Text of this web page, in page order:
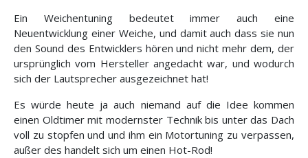
Ein Weichentuning bedeutet immer auch eine
Neuentwicklung einer Weiche, und damit auch dass sie nun
den Sound des Entwicklers hören und nicht mehr dem, der
ursprünglich vom Hersteller angedacht war, und wodurch
sich der Lautsprecher ausgezeichnet hat!
Es würde heute ja auch niemand auf die Idee kommen
einen Oldtimer mit modernster Technik bis unter das Dach
voll zu stopfen und und ihm ein Motortuning zu verpassen,
außer des handelt sich um einen Hot-Rod!